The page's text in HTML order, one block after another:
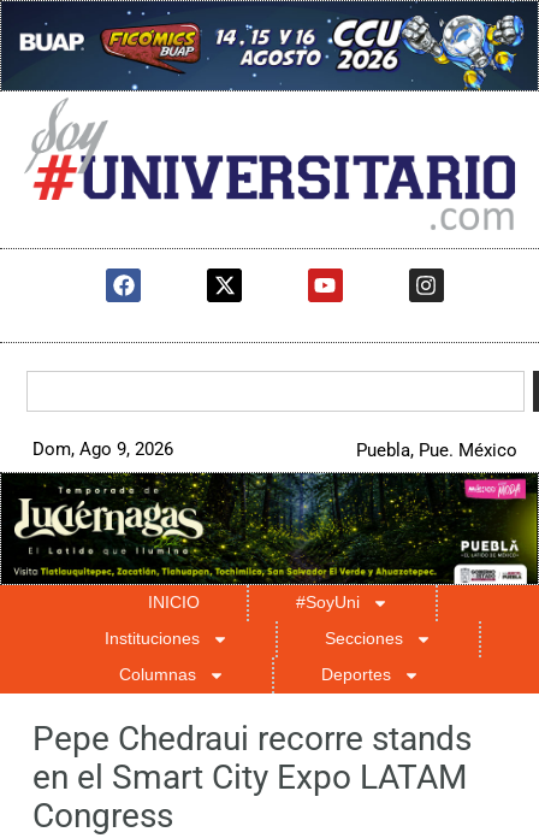
Dom, Ago 9, 2026 Puebla, Pue. México
INICIO
#SoyUni
Instituciones
Secciones
Columnas
Deportes
Pepe Chedraui recorre stands
en el Smart City Expo LATAM
Congress